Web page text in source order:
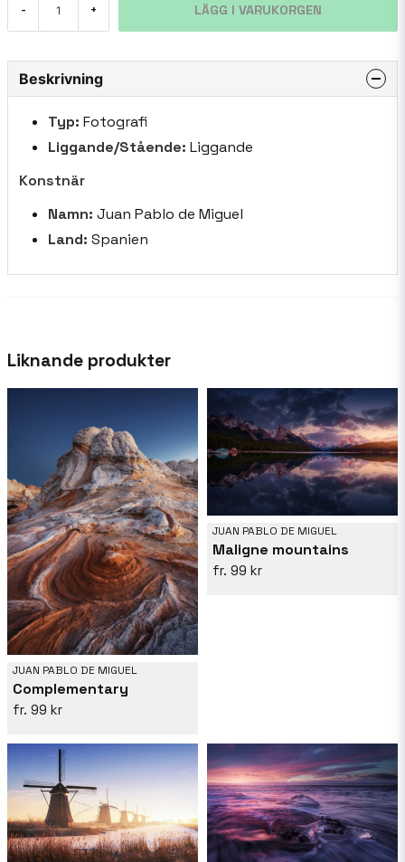
- + LÄGG I VARUKORGEN
Beskrivning
Typ: Fotografi
Liggande/Stående: Liggande
Konstnär
Namn: Juan Pablo de Miguel
Land: Spanien
Liknande produkter
JUAN PABLO DE MIGUEL
Complementary
99 kr
JUAN PABLO DE MIGUEL
Maligne mountains
99 kr